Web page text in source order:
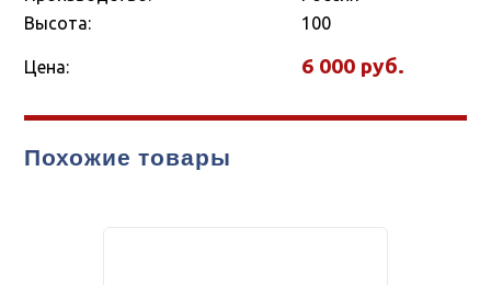
Высота:
100
Цена: 6 000
Похожие товары